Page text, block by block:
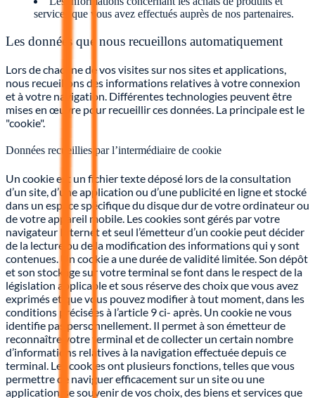
services que vous avez effectués auprès de nos partenaires.
Les données que nous recueillons automatiquement
Lors de chacune de vos visites sur nos sites et applications,
nous recueillons des informations relatives à votre connexion
et à votre navigation. Différentes technologies peuvent être
mises en œuvre pour recueillir ces données. La principale est le
"cookie".
Données recueillies par l’intermédiaire de cookie
Un cookie est un fichier texte déposé lors de la consultation
d’un site, d’une application ou d’une publicité en ligne et stocké
dans un espace spécifique du disque dur de votre ordinateur ou
de votre appareil mobile. Les cookies sont gérés par votre
navigateur Internet et seul l’émetteur d’un cookie peut décider
de la lecture ou de la modification des informations qui y sont
contenues. Un cookie a une durée de validité limitée. Son dépôt
et son stockage sur votre terminal se font dans le respect de la
législation applicable et sous réserve des choix que vous avez
exprimés et que vous pouvez modifier à tout moment, dans les
conditions précisées à l’article 9 ci- après. Un cookie ne vous
identifie pas personnellement. Il permet à son émetteur de
reconnaître votre terminal et de collecter un certain nombre
d’informations relatives à la navigation effectuée depuis ce
terminal. Les cookies ont plusieurs fonctions, telles que vous
permettre de naviguer efficacement sur un site ou une
application, se souvenir de vos choix, des biens et services que